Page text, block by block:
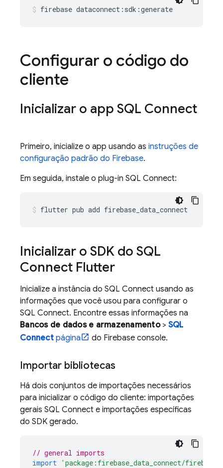
firebase dataconnect:sdk:generate
Configurar o código do
cliente
Inicializar o app SQL Connect
Primeiro, inicialize o app usando as instruções de
configuração padrão do Firebase.
Em seguida, instale o plug-in SQL Connect:
flutter pub add firebase_data_connect
Inicializar o SDK do SQL
Connect Flutter
Inicialize a instância do SQL Connect usando as
informações que você usou para configurar o
SQL Connect. Encontre essas informações na
Bancos de dados e armazenamento> SQL
Connectpágina do Firebaseconsole.
Importar bibliotecas
Há dois conjuntos de importações necessários
para inicializar o código do cliente: importações
gerais SQL Connect e importações específicas
do SDK gerado.
// general imports
import 'package:firebase_data_connect/